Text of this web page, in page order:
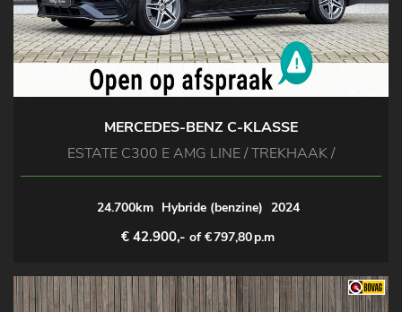
MERCEDES-BENZ C-KLASSE
ESTATE C300 E AMG LINE / TREKHAAK /
24.700km Hybride (benzine) 2024
€ 42.900,- of €797,80p.m